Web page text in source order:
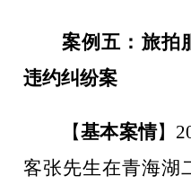
案例五：旅拍
违约纠纷案
【基本案情】
客张先生在青海湖